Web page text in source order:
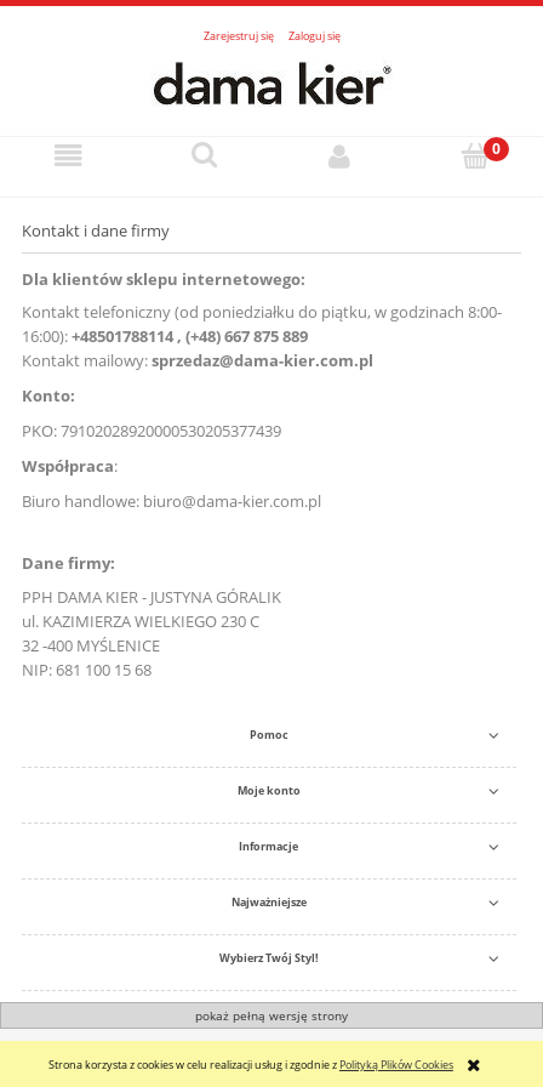
Strona korzysta z cookies w celu realizacji usług i zgodnie z Polityką Plików Cookies
Zarejestruj się Zaloguj się
Kontakt i dane firmy
Dla klientów sklepu internetowego:
Kontakt telefoniczny (od poniedziałku do piątku, w godzinach 8:00-
16:00):+48501788114 , (+48) 667 875 889
Kontakt mailowy:sprzedaz@dama-kier.com.pl
Konto:
PKO: 79102028920000530205377439
Współpraca:
Biuro handlowe: biuro@dama-kier.com.pl
Dane firmy:
PPH DAMA KIER - JUSTYNA GÓRALIK
ul. KAZIMIERZA WIELKIEGO 230 C
32 -400 MYŚLENICE
NIP: 681 100 15 68
Pomoc
Moje konto
Informacje
Najważniejsze
Wybierz Twój Styl!
pokaż pełną wersję strony
Sklep internetowy Shoper.pl